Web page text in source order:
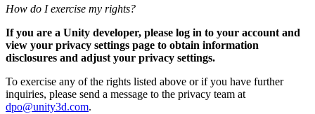
How do I exercise my rights?
If you are a Unity developer, please log in to your account and
view your privacy settings page to obtain information
disclosures and adjust your privacy settings.
To exercise any of the rights listed above or if you have further
inquiries, please send a message to the privacy team at
dpo@unity3d.com.